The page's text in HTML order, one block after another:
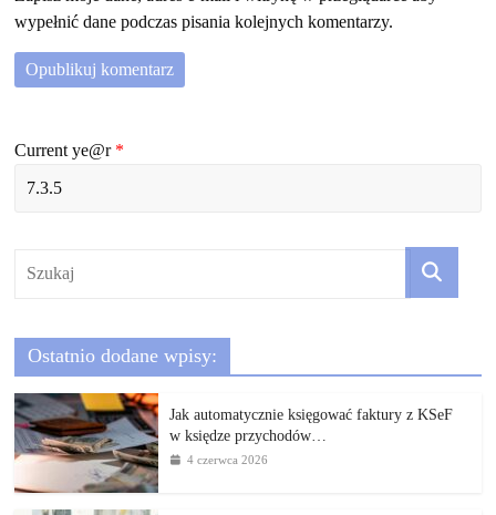
wypełnić dane podczas pisania kolejnych komentarzy.
Current ye@r *
Ostatnio dodane wpisy:
Jak automatycznie księgować faktury z KSeF
w księdze przychodów…
4 czerwca 2026